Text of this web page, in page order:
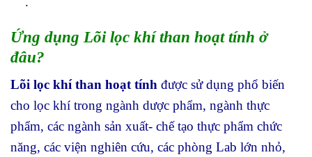
Ứng dụng Lõi lọc khí than hoạt tính ở
đâu?
Lõi lọc khí than hoạt tính được sử dụng phổ biến
cho lọc khí trong ngành dược phẩm, ngành thực
phẩm, các ngành sản xuất- chế tạo thực phẩm chức
năng, các viện nghiên cứu, các phòng Lab lớn nhỏ,